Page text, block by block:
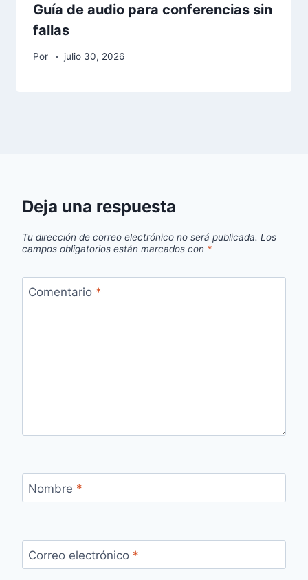
Guía de audio para conferencias sin
fallas
Por julio 30, 2026
Deja una respuesta
Tu dirección de correo electrónico no será publicada. Los
campos obligatorios están marcados con *
Comentario *
Nombre *
Correo electrónico *